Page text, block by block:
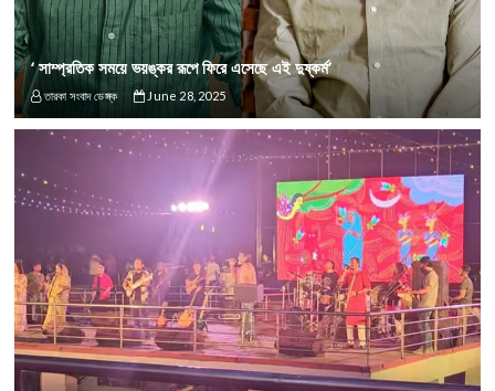
‘ সাম্প্রতিক সময়ে ভয়ঙ্কর রূপে ফিরে এসেছে এই দুষ্কর্ম’
তারকা সংবাদ ডেস্ক June 28, 2025